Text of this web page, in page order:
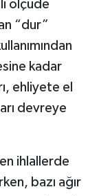
ölçüde
“dur”
kadar
ehliyete el
devreye
ihlallerde
bazı ağır